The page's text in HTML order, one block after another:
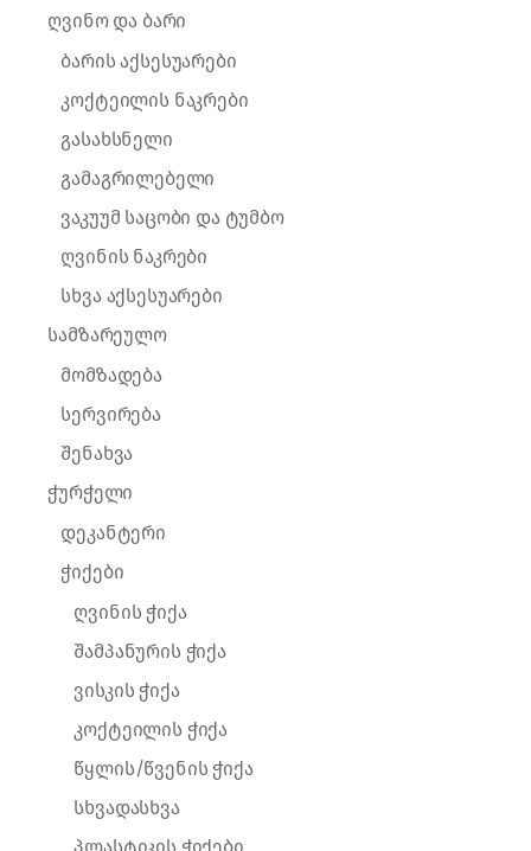
ღვინო და ბარი
ბარის აქსესუარები
კოქტეილის ნაკრები
გასახსნელი
გამაგრილებელი
ვაკუუმ საცობი და ტუმბო
ღვინის ნაკრები
სხვა აქსესუარები
სამზარეულო
მომზადება
სერვირება
შენახვა
ჭურჭელი
დეკანტერი
ჭიქები
ღვინის ჭიქა
შამპანურის ჭიქა
ვისკის ჭიქა
კოქტეილის ჭიქა
წყლის/წვენის ჭიქა
სხვადასხვა